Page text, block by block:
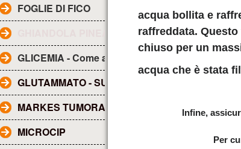
FOGLIE DI FICO
GHIANDOLA PINEALE - SUE FUNZIONI
GLICEMIA - Come abbassarla
GLUTAMMATO - SUE CARATTERISTICHE E
MARKES TUMORALI
MICROCIP
acqua bollita e
raffreddata.
chiuso per un
acqua che è stata
Infine,
Per